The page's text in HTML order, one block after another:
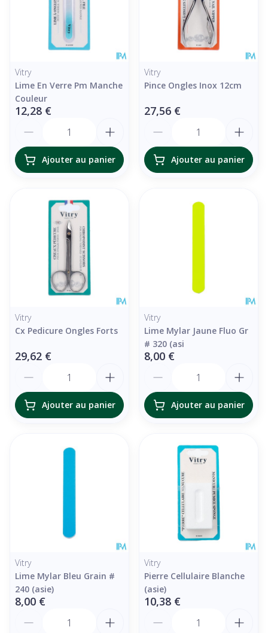
Vitry
Lime En Verre Pm Manche
Couleur
12,28 €
Ajouter au panier
Vitry
Pince Ongles Inox 12cm
27,56 €
Ajouter au panier
Vitry
Cx Pedicure Ongles Forts
29,62 €
Ajouter au panier
Vitry
Lime Mylar Jaune Fluo Gr
# 320 (asi
8,00 €
Ajouter au panier
Vitry
Lime Mylar Bleu Grain #
240 (asie)
8,00 €
Vitry
Pierre Cellulaire Blanche
(asie)
10,38 €